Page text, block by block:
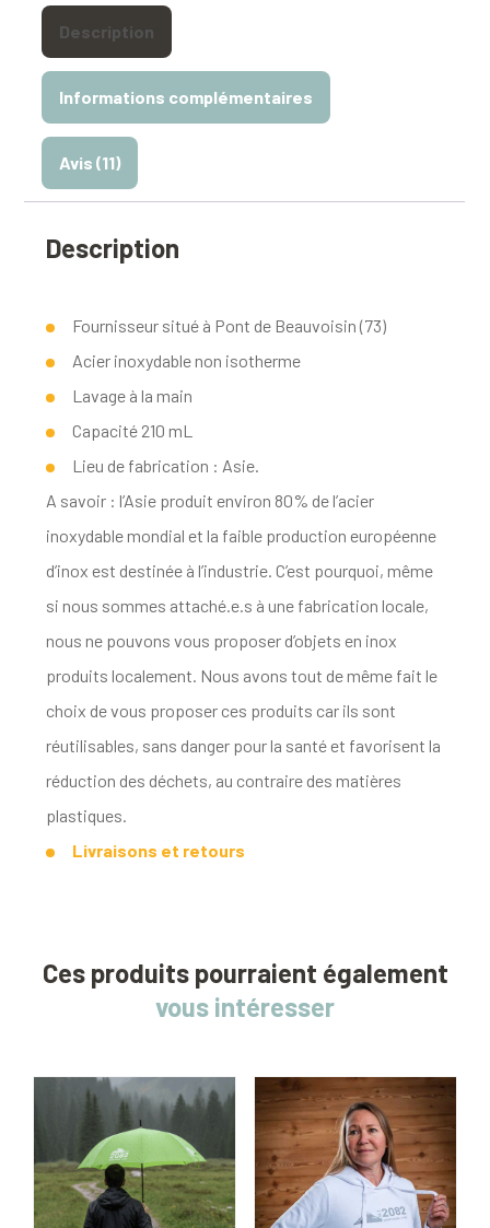
Description
Informations complémentaires
Avis (11)
Description
Fournisseur situé à Pont de Beauvoisin (73)
Acier inoxydable non isotherme
Lavage à la main
Capacité 210 mL
Lieu de fabrication : Asie.
A savoir : l’Asie produit environ 80% de l’acier
inoxydable mondial et la faible production européenne
d’inox est destinée à l’industrie. C’est pourquoi, même
si nous sommes attaché.e.s à une fabrication locale,
nous ne pouvons vous proposer d’objets en inox
produits localement. Nous avons tout de même fait le
choix de vous proposer ces produits car ils sont
réutilisables, sans danger pour la santé et favorisent la
réduction des déchets, au contraire des matières
plastiques.
Livraisons et retours
Ces produits pourraient également
vous intéresser